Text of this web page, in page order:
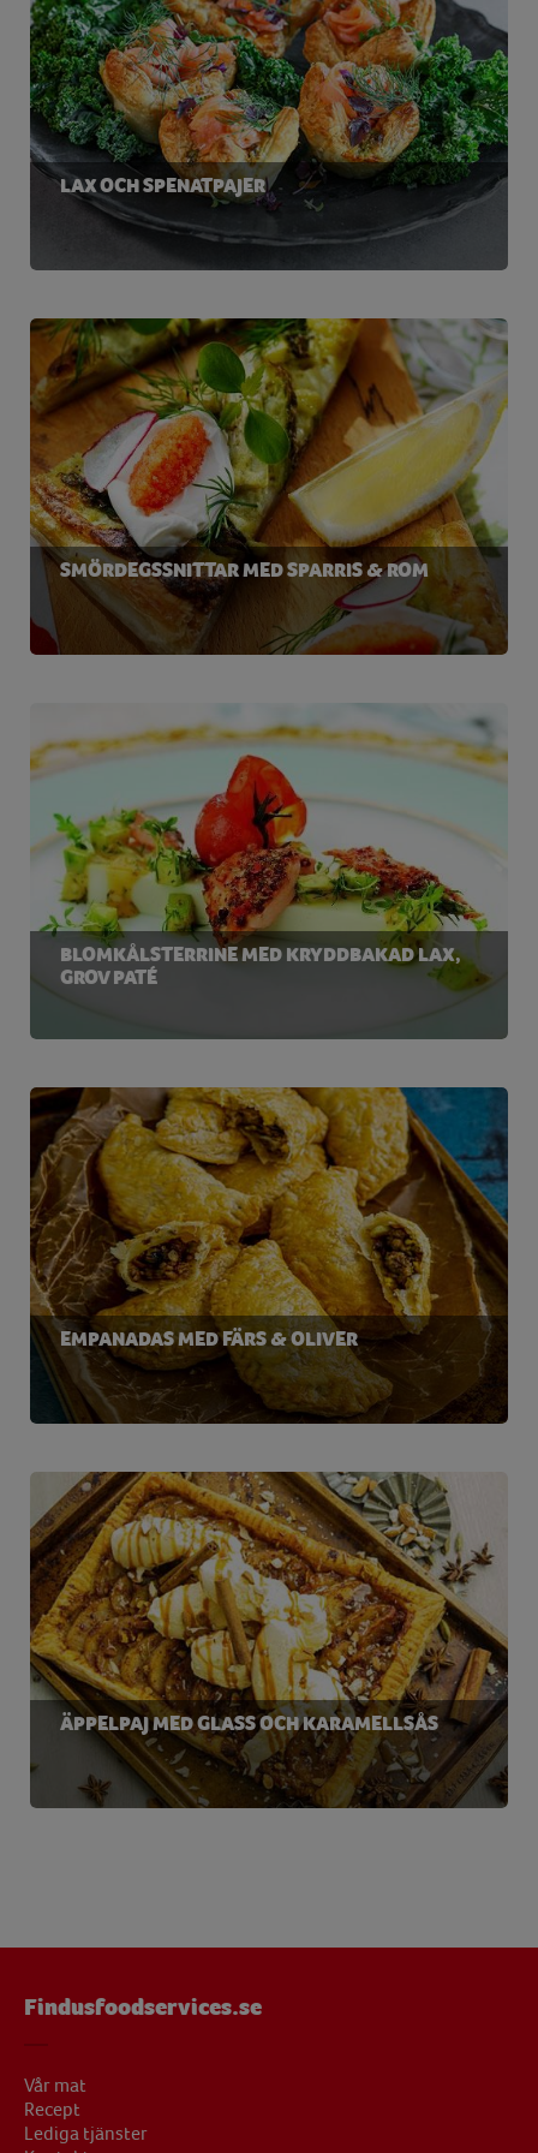
LAX OCH SPENATPAJER
SMÖRDEGSSNITTAR MED SPARRIS & ROM
BLOMKÅLSTERRINE MED KRYDDBAKAD LAX,
GROV PATÉ
EMPANADAS MED FÄRS & OLIVER
ÄPPELPAJ MED GLASS OCH KARAMELLSÅS
Findusfoodservices.se
Vår mat
Recept
Lediga tjänster